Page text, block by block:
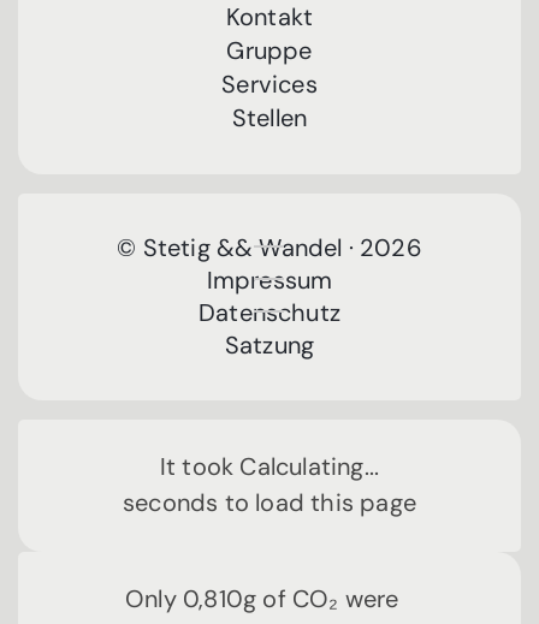
Kontakt
Gruppe
Services
Stellen
© Stetig && Wandel · 2026
Impressum
Datenschutz
Satzung
It took Calculating...
seconds to load this page
Only 0,810g of CO₂ were